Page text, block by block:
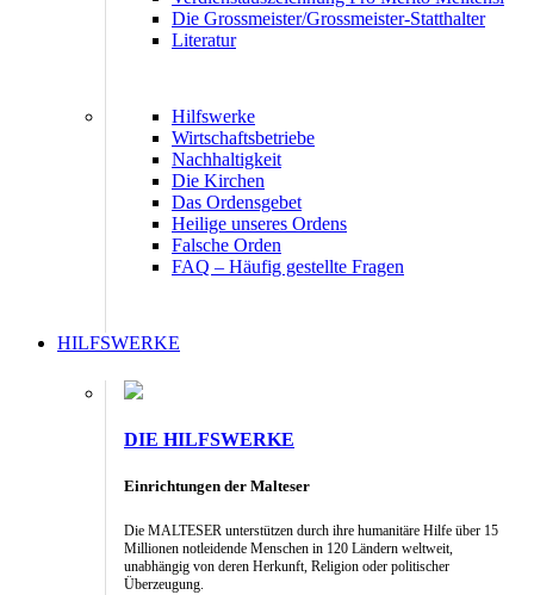
Die Grossmeister/Grossmeister-Statthalter
Literatur
Hilfswerke
Wirtschaftsbetriebe
Nachhaltigkeit
Die Kirchen
Das Ordensgebet
Heilige unseres Ordens
Falsche Orden
FAQ – Häufig gestellte Fragen
HILFSWERKE
DIE HILFSWERKE
Einrichtungen der Malteser
Die MALTESER unterstützen durch ihre humanitäre Hilfe über 15
Millionen notleidende Menschen in 120 Ländern weltweit,
unabhängig von deren Herkunft, Religion oder politischer
Überzeugung.